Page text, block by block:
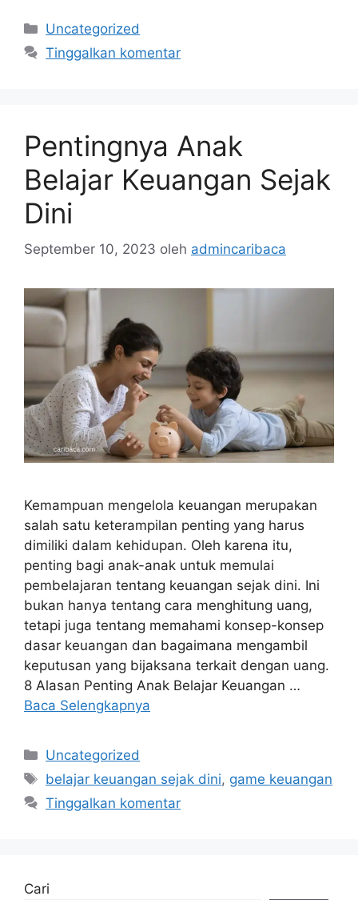
Kategori
Uncategorized
Tinggalkan komentar
Pentingnya Anak
Belajar Keuangan Sejak
Dini
September 10, 2023 oleh admincaribaca
Kemampuan mengelola keuangan merupakan
salah satu keterampilan penting yang harus
dimiliki dalam kehidupan. Oleh karena itu,
penting bagi anak-anak untuk memulai
pembelajaran tentang keuangan sejak dini. Ini
bukan hanya tentang cara menghitung uang,
tetapi juga tentang memahami konsep-konsep
dasar keuangan dan bagaimana mengambil
keputusan yang bijaksana terkait dengan uang.
8 Alasan Penting Anak Belajar Keuangan …
Baca Selengkapnya
Kategori
Uncategorized
Tag
belajar keuangan sejak dini, game keuangan
Tinggalkan komentar
Cari